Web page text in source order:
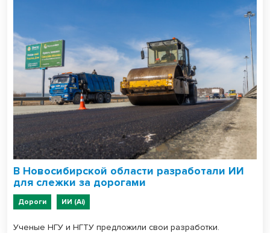
В Новосибирской области разработали ИИ
для слежки за дорогами
Дороги ИИ (Ai)
Ученые НГУ и НГТУ предложили свои разработки.